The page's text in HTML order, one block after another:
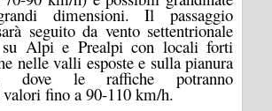
dimensioni. Il passaggio
seguito da vento settentrionale
Alpi e Prealpi con locali forti
nelle valli esposte e sulla pianura
dove le raffiche potranno
valori fino a 90-110 km/h.